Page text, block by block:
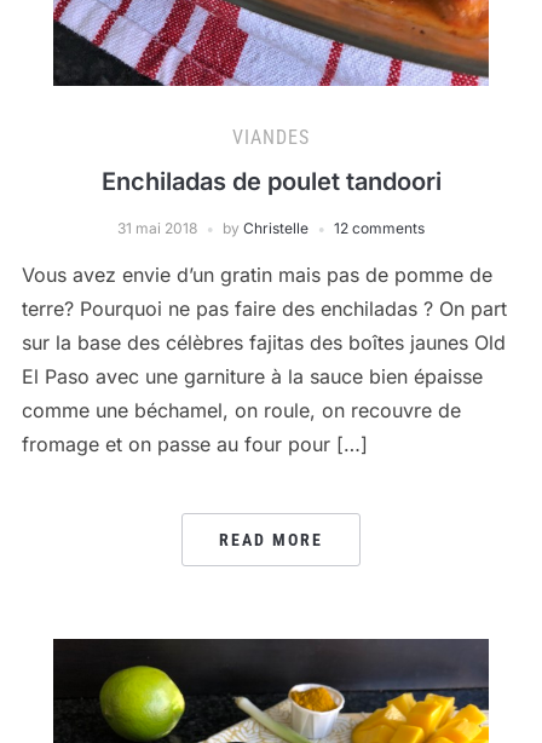
VIANDES
Enchiladas de poulet tandoori
31 mai 2018 by Christelle 12 comments
Vous avez envie d’un gratin mais pas de pomme de
terre? Pourquoi ne pas faire des enchiladas ? On part
sur la base des célèbres fajitas des boîtes jaunes Old
El Paso avec une garniture à la sauce bien épaisse
comme une béchamel, on roule, on recouvre de
fromage et on passe au four pour […]
READ MORE